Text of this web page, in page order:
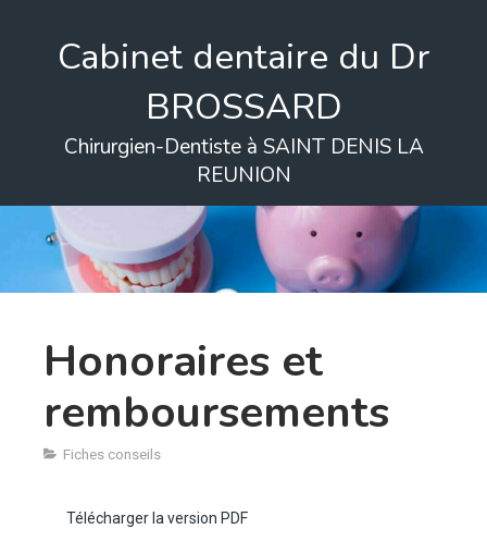
Cabinet dentaire du Dr
BROSSARD
Chirurgien-Dentiste à SAINT DENIS LA
REUNION
Honoraires et
remboursements
Fiches conseils
Télécharger la version PDF